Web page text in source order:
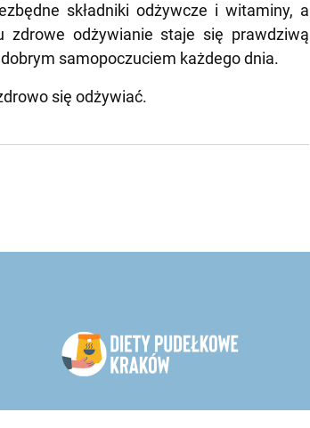
składniki odżywcze i witaminy, a
zdrowe odżywianie staje się prawdziwą
samopoczuciem każdego dnia.
się odżywiać.